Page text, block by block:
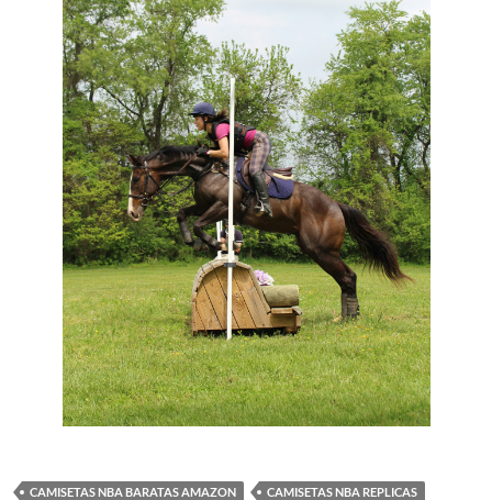
CAMISETAS NBA BARATAS AMAZON
CAMISETAS NBA REPLICAS